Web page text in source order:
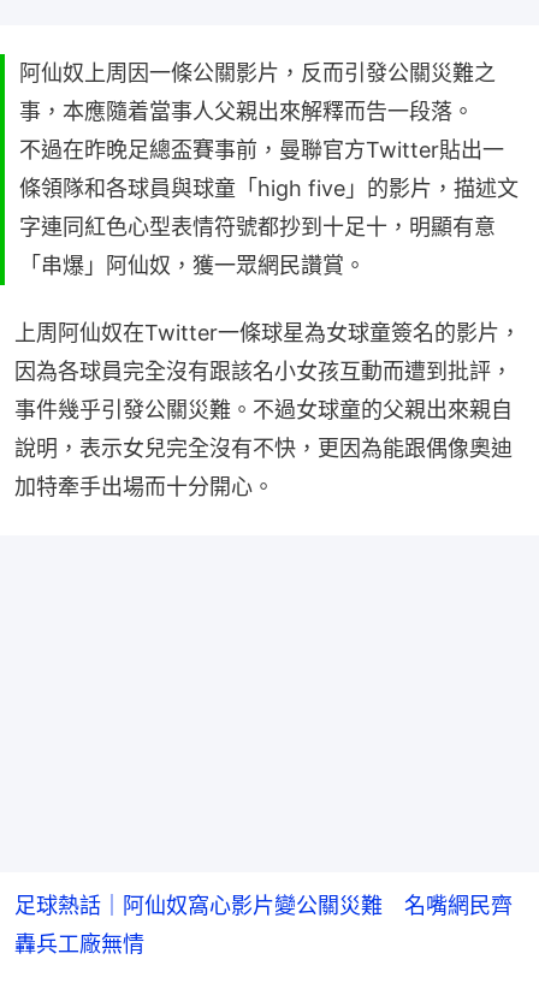
阿仙奴上周因一條公關影片，反而引發公關災難之
事，本應隨着當事人父親出來解釋而告一段落。
不過在昨晚足總盃賽事前，曼聯官方Twitter貼出一
條領隊和各球員與球童「high five」的影片，描述文
字連同紅色心型表情符號都抄到十足十，明顯有意
「串爆」阿仙奴，獲一眾網民讚賞。
上周阿仙奴在Twitter一條球星為女球童簽名的影片，
因為各球員完全沒有跟該名小女孩互動而遭到批評，
事件幾乎引發公關災難。不過女球童的父親出來親自
說明，表示女兒完全沒有不快，更因為能跟偶像奧迪
加特牽手出場而十分開心。
足球熱話｜阿仙奴窩心影片變公關災難 名嘴網民齊
轟兵工廠無情